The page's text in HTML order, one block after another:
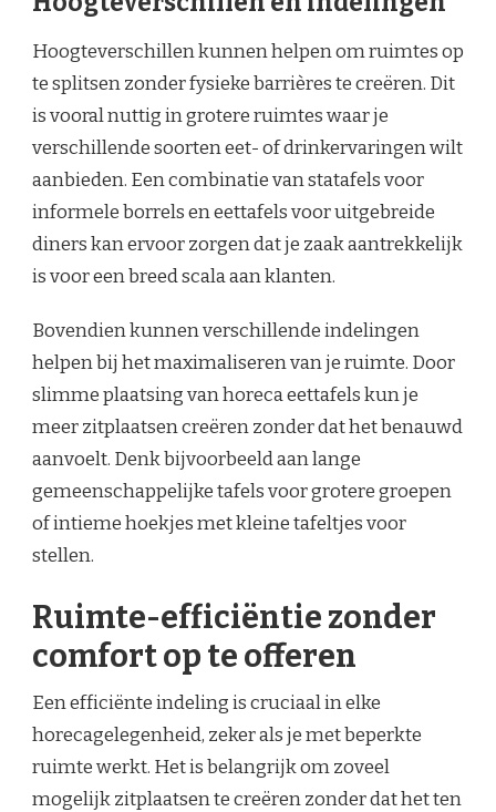
Hoogteverschillen kunnen helpen om ruimtes op
te splitsen zonder fysieke barrières te creëren. Dit
is vooral nuttig in grotere ruimtes waar je
verschillende soorten eet- of drinkervaringen wilt
aanbieden. Een combinatie van statafels voor
informele borrels en eettafels voor uitgebreide
diners kan ervoor zorgen dat je zaak aantrekkelijk
is voor een breed scala aan klanten.
Bovendien kunnen verschillende indelingen
helpen bij het maximaliseren van je ruimte. Door
slimme plaatsing van horeca eettafels kun je
meer zitplaatsen creëren zonder dat het benauwd
aanvoelt. Denk bijvoorbeeld aan lange
gemeenschappelijke tafels voor grotere groepen
of intieme hoekjes met kleine tafeltjes voor
stellen.
Ruimte-efficiëntie zonder
comfort op te offeren
Een efficiënte indeling is cruciaal in elke
horecagelegenheid, zeker als je met beperkte
ruimte werkt. Het is belangrijk om zoveel
mogelijk zitplaatsen te creëren zonder dat het ten